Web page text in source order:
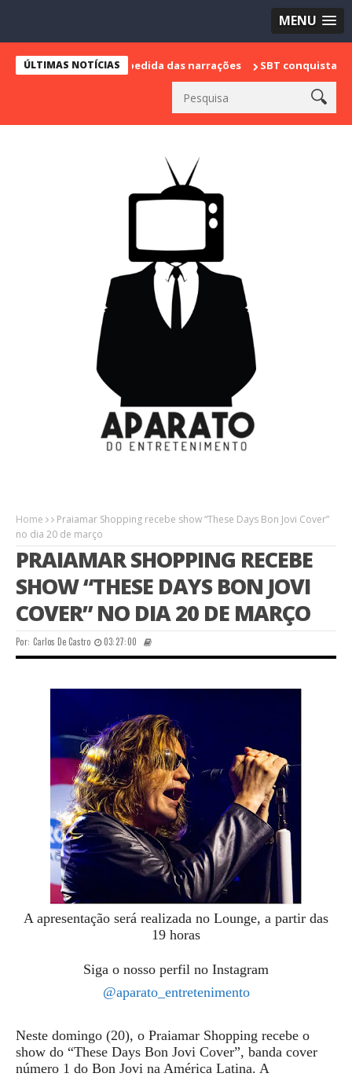
MENU
ÚLTIMAS NOTÍCIAS
sua despedida das narrações SBT conquista a vice
Home
Praiamar Shopping recebe show “These Days Bon Jovi Cover”
no dia 20 de março
PRAIAMAR SHOPPING RECEBE
SHOW “THESE DAYS BON JOVI
COVER” NO DIA 20 DE MARÇO
Por: Carlos De Castro 03:27:00
A apresentação será realizada no Lounge, a partir das
19 horas
Siga o nosso perfil no Instagram
@aparato_entretenimento
Neste domingo (20), o Praiamar Shopping recebe o
show do “These Days Bon Jovi Cover”, banda cover
número 1 do Bon Jovi na América Latina. A